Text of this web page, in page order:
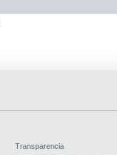
Transparencia